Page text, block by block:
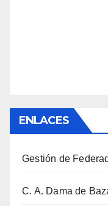
ENLACES
Gestión de
C. A. Dama de